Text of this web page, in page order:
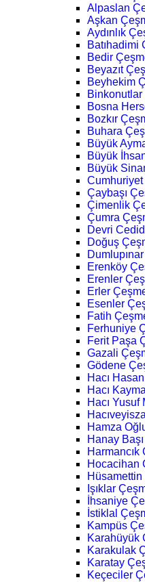
Alpaslan
Aşkan
Aydınlık
Batıhadimi
Bedir
Beyazıt
Beyhekim
Bosna
Bozkır
Buhara
Büyük
Büyük
Büyük
Çaybaşı
Çimenlik
Çumra
Devri
Doğuş
Erenköy
Erenler
Erler
Esenler
Fatih
Ferhuniye
Ferit Paşa
Gazali
Gödene
Hacı
Hacı
Hacı
Hamza
Hanay
Harmancık
Hocacihan
Işıklar
İhsaniye
İstiklal
Kampüs
Karahüyük
Karakulak
Karatay
Keçeciler